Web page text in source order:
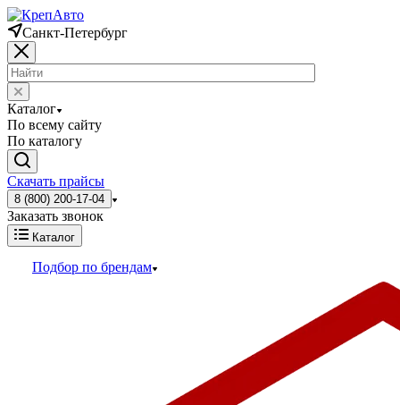
Санкт-Петербург
Каталог
По всему сайту
По каталогу
Скачать прайсы
8 (800) 200-17-04
Заказать звонок
Каталог
Подбор по брендам